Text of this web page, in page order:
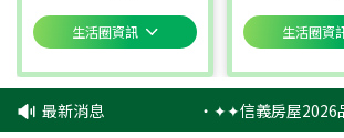
生活圈資訊 生活圈資
最新消息 ‧✦✦信義房屋2026